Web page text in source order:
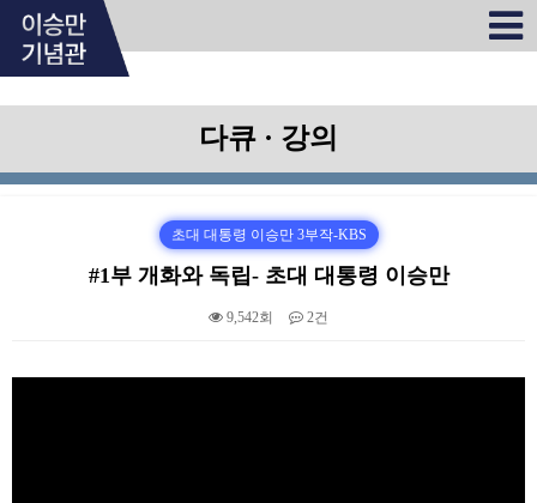
다큐 · 강의
초대 대통령 이승만 3부작-KBS
#1부 개화와 독립- 초대 대통령 이승만
9,542회 2건
본문